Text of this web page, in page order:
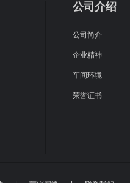
公司介绍
公司简介
企业精神
车间环境
荣誉证书